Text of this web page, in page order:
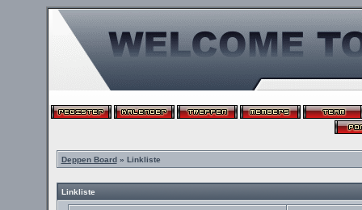
Deppen Board» Linkliste
Linkliste